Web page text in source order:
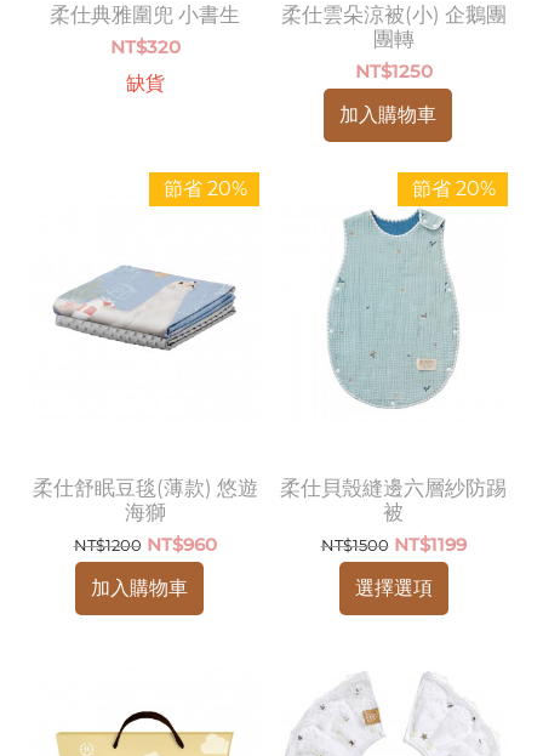
柔仕典雅圍兜 小書生
NT$320
缺貨
柔仕雲朵涼被(小) 企鵝團
團轉
NT$1250
加入購物車
節省 20%
柔仕舒眠豆毯(薄款) 悠遊
海獅
NT$1200 NT$960
加入購物車
節省 20%
柔仕貝殼縫邊六層紗防踢
被
NT$1500 NT$1199
選擇選項